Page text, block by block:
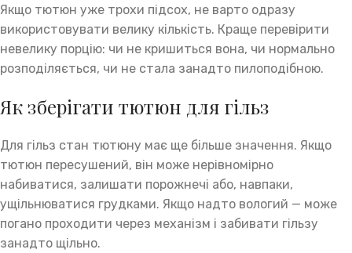
Якщо тютюн уже трохи підсох, не варто одразу
використовувати велику кількість. Краще перевірити
невелику порцію: чи не кришиться вона, чи нормально
розподіляється, чи не стала занадто пилоподібною.
Як зберігати тютюн для гільз
Для гільз стан тютюну має ще більше значення. Якщо
тютюн пересушений, він може нерівномірно
набиватися, залишати порожнечі або, навпаки,
ущільнюватися грудками. Якщо надто вологий — може
погано проходити через механізм і забивати гільзу
занадто щільно.